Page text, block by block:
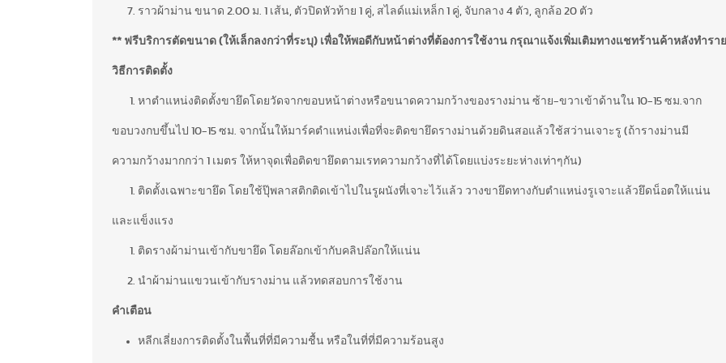
ราวผ้าม่าน ขนาด 2.00 ม. 1 เส้น, ตัวปิดหัวท้าย 1 คู่, สไลด์แม่เหล็ก 1 คู่, จับกลาง 4 ตัว, ลูกล้อ 20 ตัว
** ฟรีบริการตัดขนาด (ให้เล็กลงกว่าที่ระบุ) เพื่อให้พอดีกับหน้าต่างที่ต้องการใช้งาน กรุณาแจ้งเพิ่มเติมทางแชทร้านค้าหลังทำรา
วิธีการติดตั้ง
หาตำแหน่งติดตั้งขายึดโดยวัดจากขอบหน้าต่างหรือขนาดความกว้างของรางม่าน ซ้าย-ขวาเข้าด้านใน 10-15 ซม.จาก
ขอบวงกบขึ้นไป 10-15 ซม. จากนั้นให้มาร์คตำแหน่งเพื่อที่จะติดขายึดรางม่านด้วยดินสอแล้วใช้สว่านเจาะรู (ถ้ารางม่านมี
ความกว้างมากกว่า 1 เมตร ให้หาจุดเพื่อติดขายึดตามเรทความกว้างที่ได้โดยแบ่งระยะห่างเท่าๆกัน)
ติดตั้งเฉพาะขายึด โดยใช้ปุ๊พลาสติกติดเข้าไปในรูผนังที่เจาะไว้แล้ว วางขายึดทางกับตำแหน่งรูเจาะแล้วยึดน็อตให้แน่น
และแข็งแรง
ติดรางผ้าม่านเข้ากับขายึด โดยล๊อกเข้ากับคลิปล๊อกให้แน่น
นำผ้าม่านแขวนเข้ากับรางม่าน แล้วทดสอบการใช้งาน
คำเตือน
หลีกเลี่ยงการติดตั้งในพื้นที่ที่มีความชื้น หรือในที่ที่มีความร้อนสูง